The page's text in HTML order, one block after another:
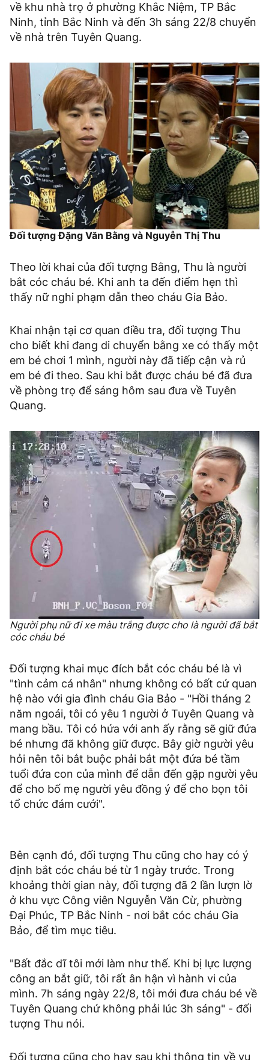
về khu nhà trọ ở phường Khắc Niệm, TP Bắc
Ninh, tỉnh Bắc Ninh và đến 3h sáng 22/8 chuyển
về nhà trên Tuyên Quang.
Đối tượng Đặng Văn Bằng và Nguyễn Thị Thu
Theo lời khai của đối tượng Bằng, Thu là người
bắt cóc cháu bé. Khi anh ta đến điểm hẹn thì
thấy nữ nghi phạm dẫn theo cháu Gia Bảo.
Khai nhận tại cơ quan điều tra, đối tượng Thu
cho biết khi đang di chuyển bằng xe có thấy một
em bé chơi 1 mình, người này đã tiếp cận và rủ
em bé đi theo. Sau khi bắt được cháu bé đã đưa
về phòng trọ để sáng hôm sau đưa về Tuyên
Quang.
Người phụ nữ đi xe màu trắng được cho là người đã bắt
cóc cháu bé
Đối tượng khai mục đích bắt cóc cháu bé là vì
"tình cảm cá nhân" nhưng không có bất cứ quan
hệ nào với gia đình cháu Gia Bảo - "Hồi tháng 2
năm ngoái, tôi có yêu 1 người ở Tuyên Quang và
mang bầu. Tôi có hứa với anh ấy rằng sẽ giữ đứa
bé nhưng đã không giữ được. Bây giờ người yêu
hỏi nên tôi bắt buộc phải bắt một đứa bé tầm
tuổi đứa con của mình để dẫn đến gặp người yêu
để cho bố mẹ người yêu đồng ý để cho bọn tôi
tổ chức đám cưới".
Bên cạnh đó, đối tượng Thu cũng cho hay có ý
định bắt cóc cháu bé từ 1 ngày trước. Trong
khoảng thời gian này, đối tượng đã 2 lần lượn lờ
ở khu vực Công viên Nguyễn Văn Cừ, phường
Đại Phúc, TP Bắc Ninh - nơi bắt cóc cháu Gia
Bảo, để tìm mục tiêu.
"Bất đắc dĩ tôi mới làm như thế. Khi bị lực lượng
công an bắt giữ, tôi rất ân hận vì hành vi của
mình. 7h sáng ngày 22/8, tôi mới đưa cháu bé về
Tuyên Quang chứ không phải lúc 3h sáng" - đối
tượng Thu nói.
Đối tượng cũng cho hay sau khi thông tin về vụ